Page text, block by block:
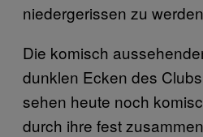
niedergerissen zu
Die komisch
dunklen Ecken des
sehen heute noch
durch ihre fest